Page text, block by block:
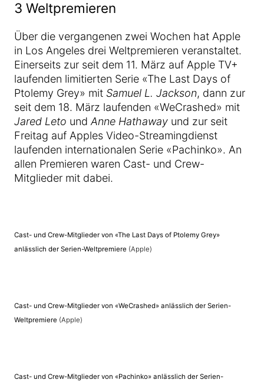
3 Weltpremieren
Über die vergangenen zwei Wochen hat Apple
in Los Angeles drei Weltpremieren veranstaltet.
Einerseits zur seit dem 11. März auf Apple TV+
laufenden limitierten Serie «The Last Days of
Ptolemy Grey» mit Samuel L. Jackson, dann zur
seit dem 18. März laufenden «WeCrashed» mit
Jared Leto und Anne Hathaway und zur seit
Freitag auf Apples Video-Streamingdienst
laufenden internationalen Serie «Pachinko». An
allen Premieren waren Cast- und Crew-
Mitglieder mit dabei.
Cast- und Crew-Mitglieder von «The Last Days of Ptolemy Grey»
anlässlich der Serien-Weltpremiere (Apple)
Cast- und Crew-Mitglieder von «WeCrashed» anlässlich der Serien-
Weltpremiere (Apple)
Cast- und Crew-Mitglieder von «Pachinko» anlässlich der Serien-